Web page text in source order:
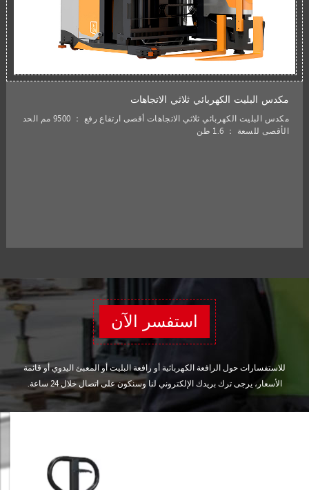
مكدس البليت الكهربائي ثلاثي الاتجاهات
مكدس البليت الكهربائي ثلاثي الاتجاهات أقصى ارتفاع رفع ： 9500 مم الحد
الأقصى للسعة ： 1.6 طن
استفسر الآن
للاستفسارات حول الرافعة الكهربائية أو رافعة البليت أو المعبئ اليدوي أو قائمة
الأسعار، يرجى ترك بريدك الإلكتروني لنا وسنكون على اتصال خلال 24 ساعة.